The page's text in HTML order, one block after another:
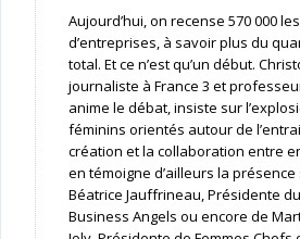
Aujourd’hui, on recense 570 000
d’entreprises, à savoir plus du
total. Et ce n’est qu’un début.
journaliste à France 3 et
anime le débat, insiste sur
féminins orientés autour de
création et la collaboration entre
en témoigne d’ailleurs la
Béatrice Jauffrineau, Présidente
Business Angels ou encore de